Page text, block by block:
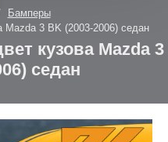
Бамперы
Mazda 3 BK (2003-2006) седан
кузова Mazda 3
седан